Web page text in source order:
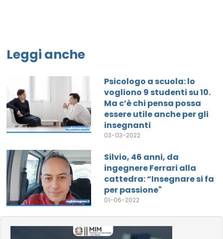
Leggi anche
Psicologo a scuola: lo
vogliono 9 studenti su 10.
Ma c’è chi pensa possa
essere utile anche per gli
insegnanti
03-03-2022
Silvio, 46 anni, da
ingegnere Ferrari alla
cattedra: “Insegnare si fa
per passione"
01-06-2022